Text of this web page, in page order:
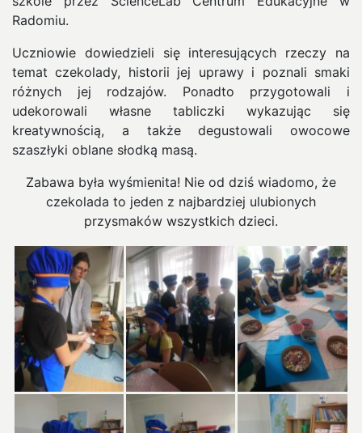
Radomiu.
Uczniowie dowiedzieli się interesujących rzeczy na
temat czekolady, historii jej uprawy i poznali smaki
różnych jej rodzajów. Ponadto przygotowali i
udekorowali własne tabliczki wykazując się
kreatywnością, a także degustowali owocowe
szaszłyki oblane słodką masą.
Zabawa była wyśmienita! Nie od dziś wiadomo, że
czekolada to jeden z najbardziej ulubionych
przysmaków wszystkich dzieci.